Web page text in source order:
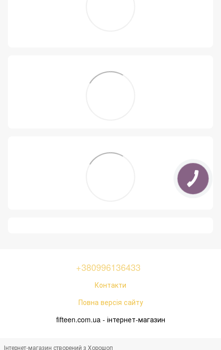
+380996136433
Контакти
Повна версія сайту
fifteen.com.ua - інтернет-магазин
Інтернет-магазин створений з Хорошоп